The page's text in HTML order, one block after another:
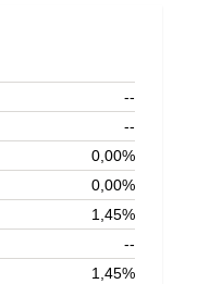
--
--
0,00%
0,00%
1,45%
--
1,45%